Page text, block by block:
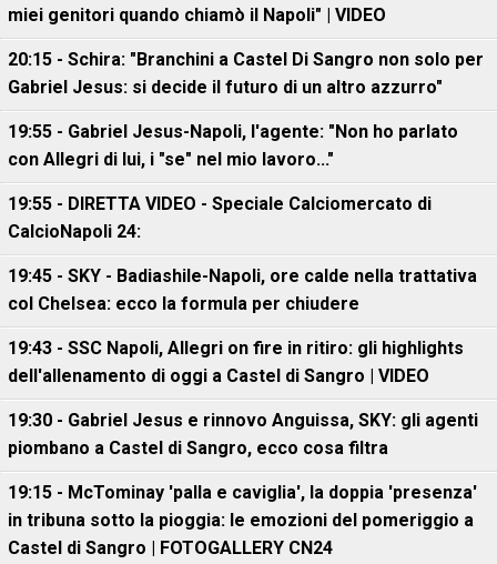
miei genitori quando chiamò il Napoli" | VIDEO
20:15 - Schira: "Branchini a Castel Di Sangro non solo per
Gabriel Jesus: si decide il futuro di un altro azzurro"
19:55 - Gabriel Jesus-Napoli, l'agente: "Non ho parlato
con Allegri di lui, i "se" nel mio lavoro..."
19:55 - DIRETTA VIDEO - Speciale Calciomercato di
CalcioNapoli 24:
19:45 - SKY - Badiashile-Napoli, ore calde nella trattativa
col Chelsea: ecco la formula per chiudere
19:43 - SSC Napoli, Allegri on fire in ritiro: gli highlights
dell'allenamento di oggi a Castel di Sangro | VIDEO
19:30 - Gabriel Jesus e rinnovo Anguissa, SKY: gli agenti
piombano a Castel di Sangro, ecco cosa filtra
19:15 - McTominay 'palla e caviglia', la doppia 'presenza'
in tribuna sotto la pioggia: le emozioni del pomeriggio a
Castel di Sangro | FOTOGALLERY CN24